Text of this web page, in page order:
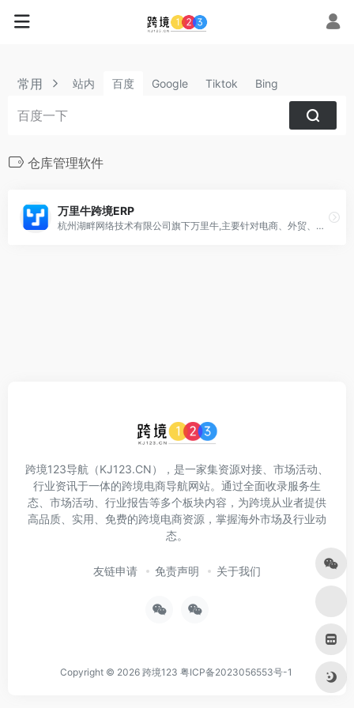
常用 站内 百度 Google Tiktok Bing
仓库管理软件
万里牛跨境ERP
杭州湖畔网络技术有限公司旗下万里牛,主要针对电商、外贸、实体门店等业务群体，帮助企业快速布局新零售，提升订单处理效率，实现数据化业务管理，为企业降本增效，跨境电商ERP、WMS仓储管理系统、门店POS零售系统等,目前已服务数万家企业级用户，用户数量快速增长中.
跨境123导航（KJ123.CN），是一家集资源对接、市场活动、
行业资讯于一体的跨境电商导航网站。通过全面收录服务生
态、市场活动、行业报告等多个板块内容，为跨境从业者提供
高品质、实用、免费的跨境电商资源，掌握海外市场及行业动
态。
友链申请 免责声明 关于我们
Copyright © 2026 跨境123 粤ICP备2023056553号-1